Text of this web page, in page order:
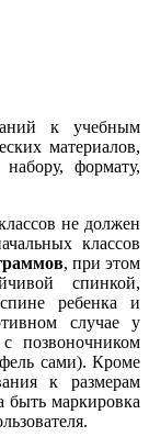
к учебным
материалов,
формату,
не должен
классов
, при этом
спинкой,
ребенка и
случае у
позвоночником
сами). Кроме
к размерам
быть маркировка